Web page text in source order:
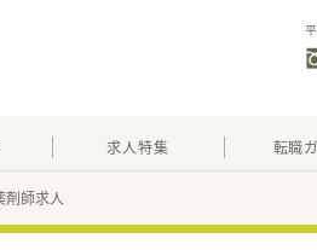
求人特集 転職
剤師求人